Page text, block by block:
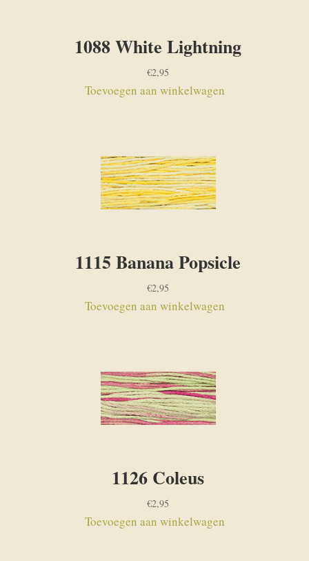
1088 White Lightning
€2,95
Toevoegen aan winkelwagen
1115 Banana Popsicle
€2,95
Toevoegen aan winkelwagen
1126 Coleus
€2,95
Toevoegen aan winkelwagen